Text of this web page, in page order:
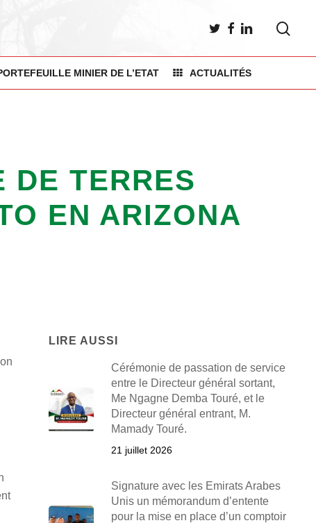
TWITTER
FACEBOOK
LINKEDIN
MINIER DE L’ETAT ACTUALITÉS
DE TERRES
EN ARIZONA
LIRE AUSSI
Cérémonie de passation de service
entre le Directeur général sortant,
Me Ngagne Demba Touré, et le
Directeur général entrant, M.
Mamady Touré.
21 juillet 2026
Signature avec les Emirats Arabes
Unis un mémorandum d’entente
pour la mise en place d’un comptoir